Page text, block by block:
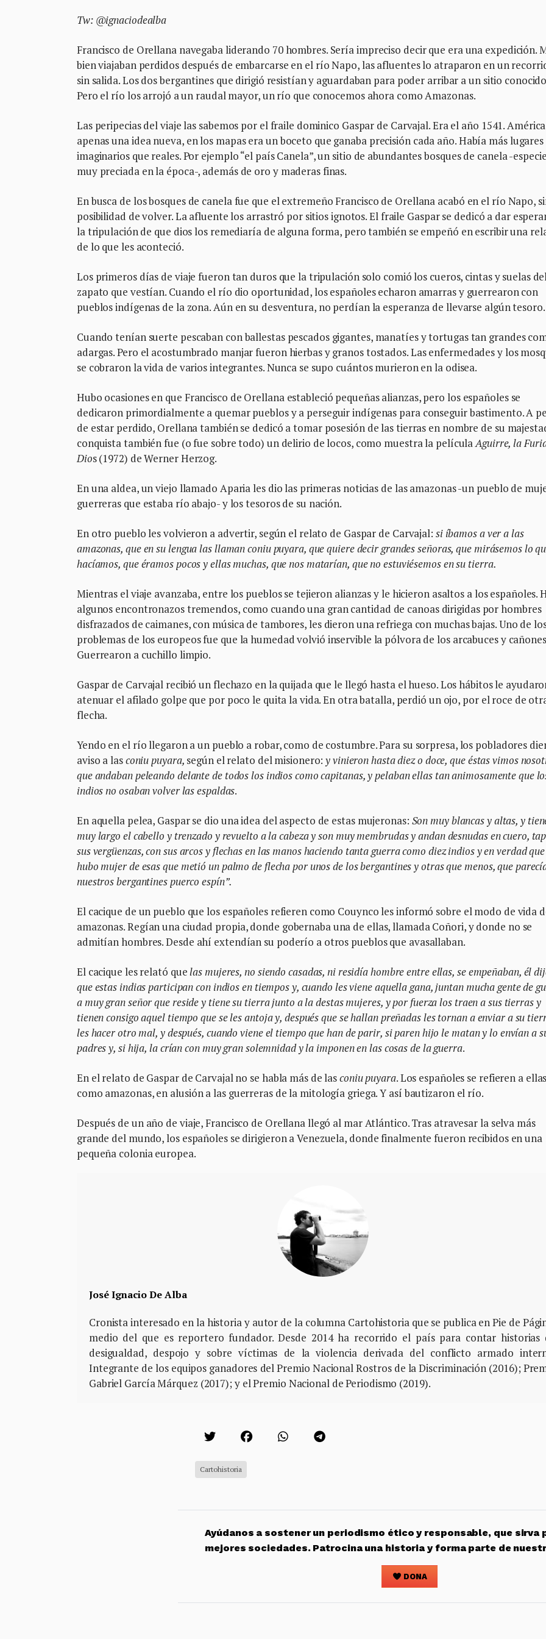
Tw: @ignaciodealba
Francisco de Orellana navegaba liderando 70 hombres. Sería impreciso decir que era una expedición.
bien viajaban perdidos después de embarcarse en el río Napo, las afluentes lo atraparon en un
sin salida. Los dos bergantines que dirigió resistían y aguardaban para poder arribar a un sitio
Pero el río los arrojó a un raudal mayor, un río que conocemos ahora como Amazonas.
Las peripecias del viaje las sabemos por el fraile dominico Gaspar de Carvajal. Era el año 1541.
apenas una idea nueva, en los mapas era un boceto que ganaba precisión cada año. Había más lugares
imaginarios que reales. Por ejemplo “el país Canela”, un sitio de abundantes bosques de canela -especie
muy preciada en la época-, además de oro y maderas finas.
En busca de los bosques de canela fue que el extremeño Francisco de Orellana acabó en el río Napo,
posibilidad de volver. La afluente los arrastró por sitios ignotos. El fraile Gaspar se dedicó a dar
la tripulación de que dios los remediaría de alguna forma, pero también se empeñó en escribir una
de lo que les aconteció.
Los primeros días de viaje fueron tan duros que la tripulación solo comió los cueros, cintas y suelas
zapato que vestían. Cuando el río dio oportunidad, los españoles echaron amarras y guerrearon con
pueblos indígenas de la zona. Aún en su desventura, no perdían la esperanza de llevarse algún tesoro.
Cuando tenían suerte pescaban con ballestas pescados gigantes, manatíes y tortugas tan grandes
adargas. Pero el acostumbrado manjar fueron hierbas y granos tostados. Las enfermedades y los
se cobraron la vida de varios integrantes. Nunca se supo cuántos murieron en la odisea.
Hubo ocasiones en que Francisco de Orellana estableció pequeñas alianzas, pero los españoles se
dedicaron primordialmente a quemar pueblos y a perseguir indígenas para conseguir bastimento. A
de estar perdido, Orellana también se dedicó a tomar posesión de las tierras en nombre de su
conquista también fue (o fue sobre todo) un delirio de locos, como muestra la películaAguirre, la
Dios (1972) de Werner Herzog.
En una aldea, un viejo llamado Aparia les dio las primeras noticias de las amazonas -un pueblo de
guerreras que estaba río abajo- y los tesoros de su nación.
En otro pueblo les volvieron a advertir, según el relato de Gaspar de Carvajal: si íbamos a ver a las
amazonas, que en su lengua las llaman coniu puyara, que quiere decir grandes señoras, que mirásemos lo
hacíamos, que éramos pocos y ellas muchas, que nos matarían, que no estuviésemos en su tierra.
Mientras el viaje avanzaba, entre los pueblos se tejieron alianzas y le hicieron asaltos a los españoles.
algunos encontronazos tremendos, como cuando una gran cantidad de canoas dirigidas por hombres
disfrazados de caimanes, con música de tambores, les dieron una refriega con muchas bajas. Uno de
problemas de los europeos fue que la humedad volvió inservible la pólvora de los arcabuces y
Guerrearon a cuchillo limpio.
Gaspar de Carvajal recibió un flechazo en la quijada que le llegó hasta el hueso. Los hábitos le
atenuar el afilado golpe que por poco le quita la vida. En otra batalla, perdió un ojo, por el roce de
flecha.
Yendo en el río llegaron a un pueblo a robar, como de costumbre. Para su sorpresa, los pobladores
aviso a lasconiu puyara, según el relato del misionero: y vinieron hasta diez o doce, que éstas vimos
que andaban peleando delante de todos los indios como capitanas, y pelaban ellas tan animosamente que
indios no osaban volver las espaldas.
En aquella pelea, Gaspar se dio una idea del aspecto de estas mujeronas: Son muy blancas y altas, y
muy largo el cabello y trenzado y revuelto a la cabeza y son muy membrudas y andan desnudas en cuero,
sus vergüenzas, con sus arcos y flechas en las manos haciendo tanta guerra como diez indiosy en verdad que
hubo mujer de esas que metió un palmo de flecha por unos de los bergantines y otras que menos, que
nuestros bergantines puerco espín”.
El cacique de un pueblo que los españoles refieren como Couynco les informó sobre el modo de vida
amazonas. Regían una ciudad propia, donde gobernaba una de ellas, llamada Coñori, y donde no se
admitían hombres. Desde ahí extendían su poderío a otros pueblos que avasallaban.
El cacique les relató quelas mujeres, no siendo casadas, ni residía hombre entre ellas, se empeñaban, él
que estas indias participan con indios en tiempos y, cuando les viene aquella gana, juntan mucha gente de
a muy gran señor que reside y tiene su tierra junto a la destas mujeres, y por fuerza los traen a sus tierras y
tienen consigo aquel tiempo que se les antoja y, después que se hallan preñadas les tornan a enviar a su
les hacer otro mal, y después, cuando viene el tiempo que han de parir, si paren hijo le matan y lo envían a
padres y, si hija, la crían con muy gran solemnidad y la imponen en las cosas de la guerra.
En el relato de Gaspar de Carvajal no se habla más de lasconiu puyara. Los españoles se refieren a ellas
como amazonas, en alusión a las guerreras de la mitología griega. Y así bautizaron el río.
Después de un año de viaje, Francisco de Orellana llegó al mar Atlántico. Tras atravesar la selva más
grande del mundo, los españoles se dirigieron a Venezuela, donde finalmente fueron recibidos en una
pequeña colonia europea.
José Ignacio De Alba
Cronista interesado en la historia y autor de la columna Cartohistoria que se publica en Pie de
medio del que es reportero fundador. Desde 2014 ha recorrido el país para contar historias
desigualdad, despojo y sobre víctimas de la violencia derivada del conflicto armado
Integrante de los equipos ganadores del Premio Nacional Rostros de la Discriminación (2016);
Gabriel García Márquez (2017); y el Premio Nacional de Periodismo (2019).
Cartohistoria
Ayúdanos a sostener un periodismo ético y responsable, que sirva
mejores sociedades. Patrocina una historia y forma parte de
DONA